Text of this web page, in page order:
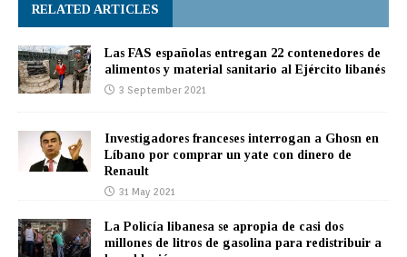
RELATED ARTICLES
Las FAS españolas entregan 22 contenedores de
alimentos y material sanitario al Ejército libanés
3 September 2021
Investigadores franceses interrogan a Ghosn en
Líbano por comprar un yate con dinero de
Renault
31 May 2021
La Policía libanesa se apropia de casi dos
millones de litros de gasolina para redistribuir a